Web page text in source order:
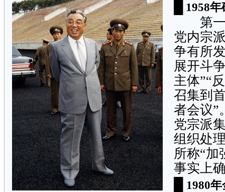
1958
第一
党内宗
争有所
展开斗
主体”“
召集到
者会议”
党宗派
组织处
所称“加
事实上
1980